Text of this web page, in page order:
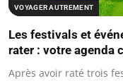
VOYAGER AUTREMENT
Les festivals et
rater : votre agenda
Après avoir raté trois